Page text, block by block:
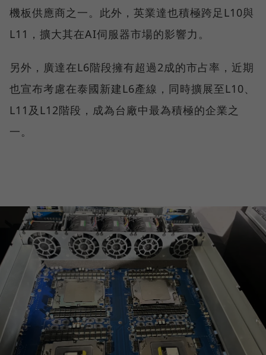
機板供應商之一。此外，英業達也積極跨足L10與
L11，擴大其在AI伺服器市場的影響力。
另外，廣達在L6階段擁有超過2成的市占率，近期
也宣布考慮在泰國新建L6產線，同時擴展至L10、
L11及L12階段，成為台廠中最為積極的企業之
一。